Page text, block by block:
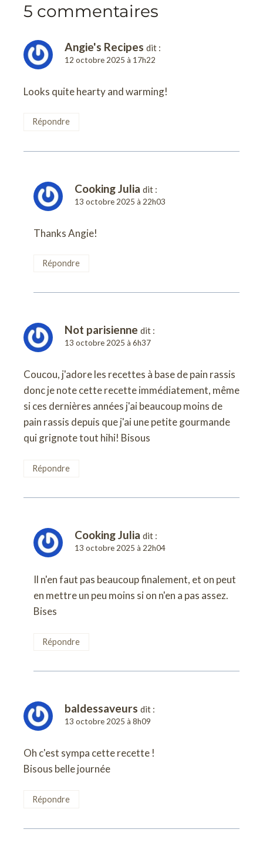
5 commentaires
Angie's Recipes dit :
12 octobre 2025 à 17h22
Looks quite hearty and warming!
Répondre
Cooking Julia dit :
13 octobre 2025 à 22h03
Thanks Angie!
Répondre
Not parisienne dit :
13 octobre 2025 à 6h37
Coucou, j'adore les recettes à base de pain rassis
donc je note cette recette immédiatement, même
si ces dernières années j'ai beaucoup moins de
pain rassis depuis que j'ai une petite gourmande
qui grignote tout hihi! Bisous
Répondre
Cooking Julia dit :
13 octobre 2025 à 22h04
Il n'en faut pas beaucoup finalement, et on peut
en mettre un peu moins si on n'en a pas assez.
Bises
Répondre
baldessaveurs dit :
13 octobre 2025 à 8h09
Oh c'est sympa cette recette !
Bisous belle journée
Répondre